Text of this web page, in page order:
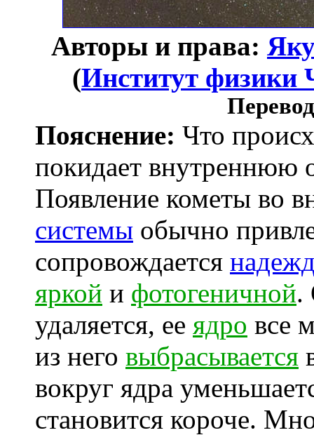
Авторы и права:
(Институт физики
Пояснение: Что
покидает внутреннюю
Появление кометы во
системы обычно
сопровождается
яркой и фотогеничной.
удаляется, ее ядро все
из него выбрасывается
вокруг ядра
становится короче.